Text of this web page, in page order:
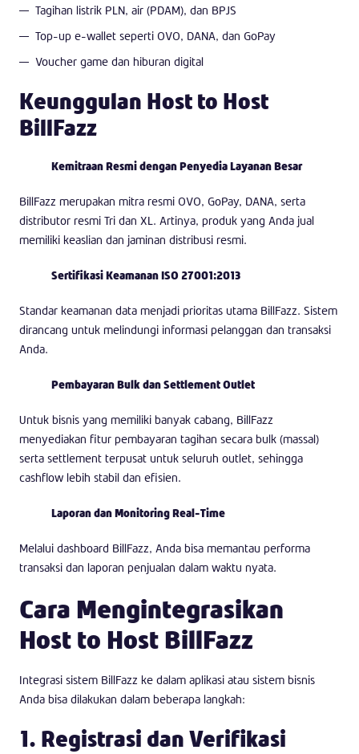
Tagihan listrik PLN, air (PDAM), dan BPJS
Top-up e-wallet seperti OVO, DANA, dan GoPay
Voucher game dan hiburan digital
Keunggulan Host to Host
BillFazz
Kemitraan Resmi dengan Penyedia Layanan Besar
BillFazz merupakan mitra resmi OVO, GoPay, DANA, serta
distributor resmi Tri dan XL. Artinya, produk yang Anda jual
memiliki keaslian dan jaminan distribusi resmi.
Sertifikasi Keamanan ISO 27001:2013
Standar keamanan data menjadi prioritas utama BillFazz. Sistem
dirancang untuk melindungi informasi pelanggan dan transaksi
Anda.
Pembayaran Bulk dan Settlement Outlet
Untuk bisnis yang memiliki banyak cabang, BillFazz
menyediakan fitur pembayaran tagihan secara bulk (massal)
serta settlement terpusat untuk seluruh outlet, sehingga
cashflow lebih stabil dan efisien.
Laporan dan Monitoring Real-Time
Melalui dashboard BillFazz, Anda bisa memantau performa
transaksi dan laporan penjualan dalam waktu nyata.
Cara Mengintegrasikan
Host to Host BillFazz
Integrasi sistem BillFazz ke dalam aplikasi atau sistem bisnis
Anda bisa dilakukan dalam beberapa langkah:
1. Registrasi dan Verifikasi